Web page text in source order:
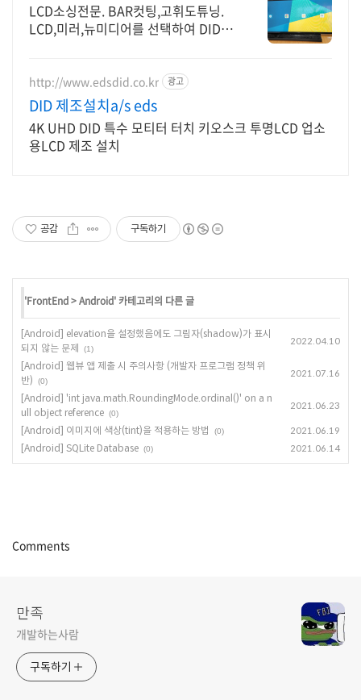
LCD소싱전문. BAR컷팅,고휘도튜닝.
LCD,미러,뉴미디어를 선택하여 DID제
http://www.edsdid.co.kr 광고
DID 제조설치a/s eds
4K UHD DID 특수 모티터 터치 키오스크 투명LCD 업소
용LCD 제조 설치
공감 구독하기
'FrontEnd>Android' 카테고리의 다른 글
[Android] elevation을 설정했음에도 그림자(shadow)가 표시
되지 않는 문제
(1)
2022.04.10
[Android] 웹뷰 앱 제출 시 주의사항 (개발자 프로그램 정책 위
반)
(0)
2021.07.16
[Android] 'int java.math.RoundingMode.ordinal()' on a n
ull object reference (0)
2021.06.23
[Android] 이미지에 색상(tint)을 적용하는 방법 (0) 2021.06.19
[Android] SQLite Database (0) 2021.06.14
Comments
만족
개발하는사람
구독하기